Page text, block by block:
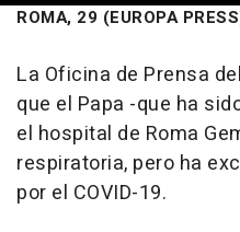
ROMA, 29 (EUROPA
La Oficina de Prensa
que el Papa -que ha
el hospital de Roma
respiratoria, pero ha
por el COVID-19.